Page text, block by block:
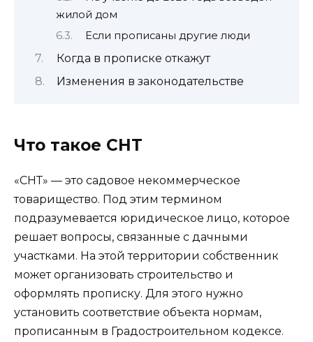
жилой дом
Если прописаны другие люди
Когда в прописке откажут
Изменения в законодательстве
Что такое СНТ
«СНТ» — это садовое некоммерческое
товарищество. Под этим термином
подразумевается юридическое лицо, которое
решает вопросы, связанные с дачными
участками. На этой территории собственник
может организовать строительство и
оформлять прописку. Для этого нужно
установить соответствие объекта нормам,
прописанным в Градостроительном кодексе.